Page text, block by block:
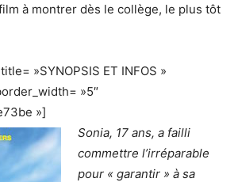
à montrer dès le collège, le plus tôt
»SYNOPSIS ET INFOS »
»5″
»]
Sonia, 17 ans, a failli
commettre l’irréparable
pour « garantir » à sa